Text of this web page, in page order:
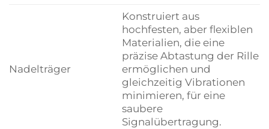
Nadelträger
Konstruiert aus
hochfesten, aber flexiblen
Materialien, die eine
präzise Abtastung der Rille
ermöglichen und
gleichzeitig Vibrationen
minimieren, für eine
saubere
Signalübertragung.